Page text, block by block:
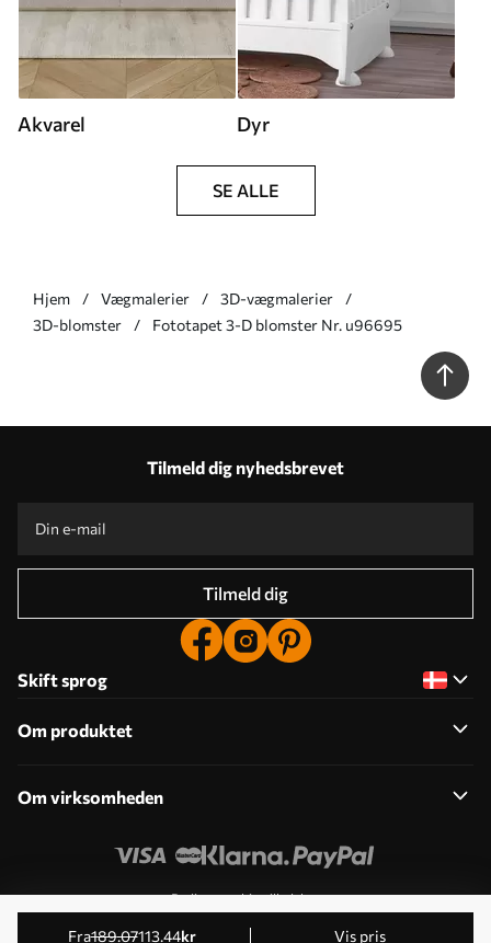
fra189.07113.44kr Vis pris
Akvarel Dyr
SE ALLE
Hjem Vægmalerier
3D-vægmalerier
3D-blomster
Fototapet 3-D blomster Nr. u96695
Tilmeld dig nyhedsbrevet
Tilmeld dig
Skift sprog
Om produktet
Om virksomheden
Rediger cookie-tilladelser
© 2011-2026 Uwalls . Alle rettigheder forbeholdes. Drives